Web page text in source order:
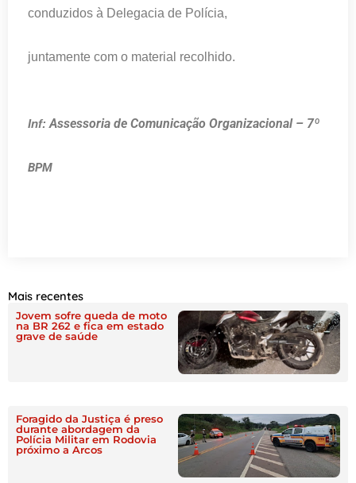
conduzidos à Delegacia de Polícia,
juntamente com o material recolhido.
Inf:Assessoria de Comunicação Organizacional – 7º
BPM
Mais recentes
Jovem sofre queda de moto
na BR 262 e fica em estado
grave de saúde
Foragido da Justiça é preso
durante abordagem da
Polícia Militar em Rodovia
próximo a Arcos